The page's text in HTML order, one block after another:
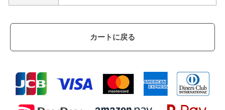
カートに戻る